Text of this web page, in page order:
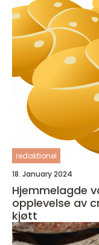
redaktionel
18. January 2024
Hjemmelagde
opplevelse av
kjøtt